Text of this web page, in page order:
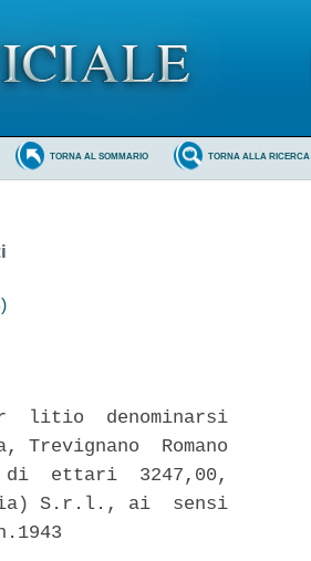
TORNA ALLA RICERCA
TORNA AL SOMMARIO
litio  denominarsi
Trevignano  Romano
di  ettari  3247,00,
S.r.l., ai  sensi